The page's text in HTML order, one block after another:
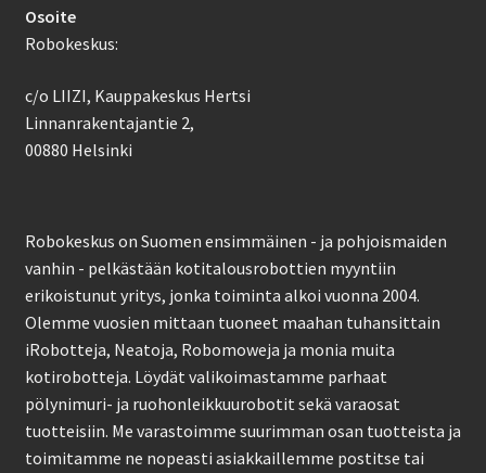
Osoite
Robokeskus:
c/o LIIZI, Kauppakeskus Hertsi
Linnanrakentajantie 2,
00880 Helsinki
Robokeskus on Suomen ensimmäinen - ja pohjoismaiden
vanhin - pelkästään kotitalousrobottien myyntiin
erikoistunut yritys, jonka toiminta alkoi vuonna 2004.
Olemme vuosien mittaan tuoneet maahan tuhansittain
iRobotteja, Neatoja, Robomoweja ja monia muita
kotirobotteja. Löydät valikoimastamme parhaat
pölynimuri- ja ruohonleikkuurobotit sekä varaosat
tuotteisiin. Me varastoimme suurimman osan tuotteista ja
toimitamme ne nopeasti asiakkaillemme postitse tai